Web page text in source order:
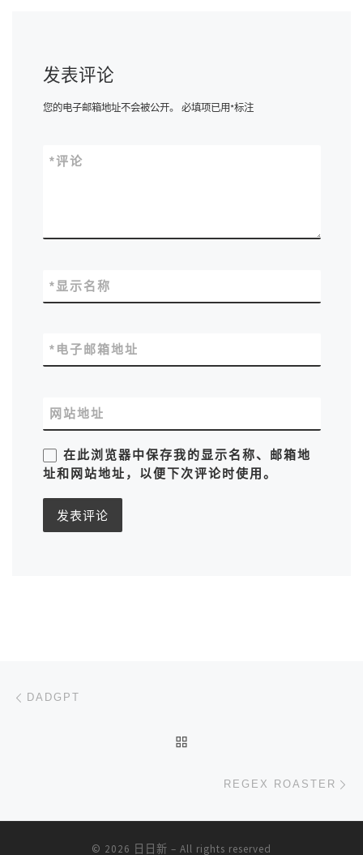
发表评论
您的电子邮箱地址不会被公开。 必填项已用*标注
评论
*
显示名称
*
电子邮箱地址
*
网站地址
在此浏览器中保存我的显示名称、邮箱地
址和网站地址，以便下次评论时使用。
文章导航
DADGPT
REGEX ROASTER
© 2026 日日新 – All rights reserved